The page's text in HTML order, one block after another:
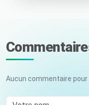
Aucun commentaire pour
Votre nom